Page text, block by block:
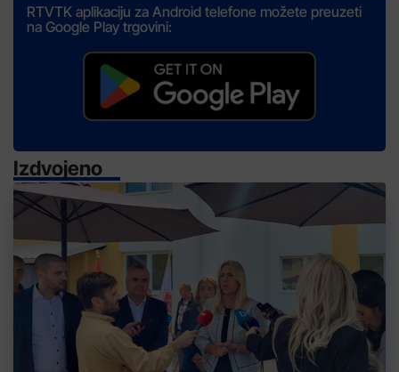
RTVTK aplikaciju za Android telefone možete preuzeti
na Google Play trgovini:
Izdvojeno